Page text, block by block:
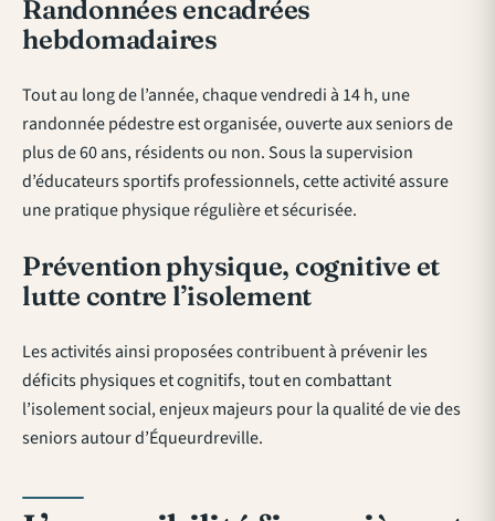
Randonnées encadrées
hebdomadaires
Tout au long de l’année, chaque vendredi à 14 h, une
randonnée pédestre est organisée, ouverte aux seniors de
plus de 60 ans, résidents ou non. Sous la supervision
d’éducateurs sportifs professionnels, cette activité assure
une pratique physique régulière et sécurisée.
Prévention physique, cognitive et
lutte contre l’isolement
Les activités ainsi proposées contribuent à prévenir les
déficits physiques et cognitifs, tout en combattant
l’isolement social, enjeux majeurs pour la qualité de vie des
seniors autour d’Équeurdreville.